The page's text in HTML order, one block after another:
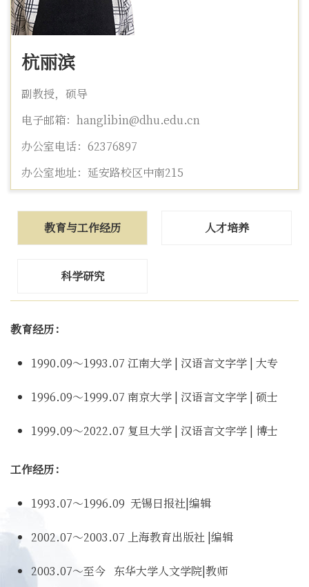
杭丽滨
副教授，硕导
电子邮箱：hanglibin@dhu.edu.cn
办公室电话：62376897
办公室地址：延安路校区中南215
教育与工作经历 人才培养
科学研究
教育经历：
1990.09～1993.07 江南大学 | 汉语言文字学 | 大专
1996.09～1999.07 南京大学 | 汉语言文字学 | 硕士
1999.09～2022.07 复旦大学 | 汉语言文字学 | 博士
工作经历：
1993.07～1996.09 无锡日报社|编辑
2002.07～2003.07 上海教育出版社 |编辑
2003.07～至今 东华大学人文学院|教师